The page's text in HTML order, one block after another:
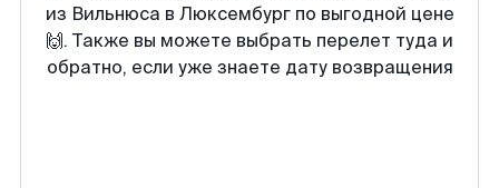
из Вильнюса в Люксембург по выгодной цене
🙌. Также вы можете выбрать перелет туда и
обратно, если уже знаете дату возвращения